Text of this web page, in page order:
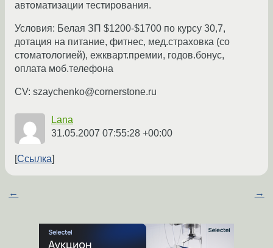
автоматизации тестирования.
Условия: Белая ЗП $1200-$1700 по курсу 30,7,
дотация на питание, фитнес, мед.страховка (со
стоматологией), ежкварт.премии, годов.бонус,
оплата моб.телефона
CV: szaychenko@cornerstone.ru
Lana
31.05.2007 07:55:28 +00:00
Ссылка
← →